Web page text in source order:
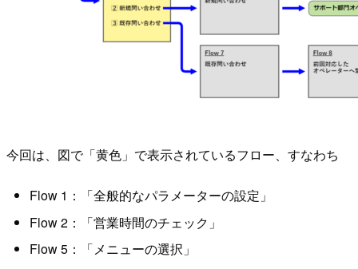
今回は、図で「黄色」で表示されているフロー、すなわち
Flow 1：「全般的なパラメーターの設定」
Flow 2：「営業時間のチェック」
Flow 5：「メニューの選択」